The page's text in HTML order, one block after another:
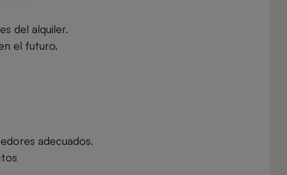
del alquiler.
el futuro.
adecuados.